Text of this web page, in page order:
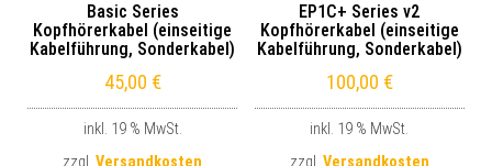
Basic Series
Kopfhörerkabel (einseitige
Kabelführung, Sonderkabel)
45,00 €
inkl. 19 % MwSt.
zzgl.Versandkosten
EP1C+ Series v2
Kopfhörerkabel (einseitige
Kabelführung, Sonderkabel)
100,00 €
inkl. 19 % MwSt.
zzgl. Versandkosten